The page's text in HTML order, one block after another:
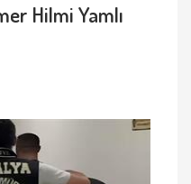
Hilmi Yamlı